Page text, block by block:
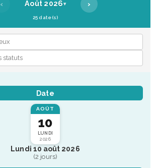
‹ Août 2026▾ ›
25 date(s)
Date
AOÛT
10
LUNDI
2026
Lundi 10 août 2026
(2 jours)